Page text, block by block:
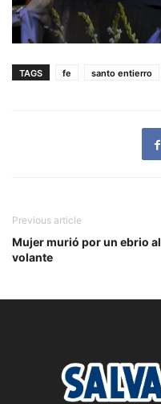
TAGS fe santo entierro
Previous article
Mujer murió por un ebrio al
volante